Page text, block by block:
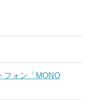
フォン「MONO